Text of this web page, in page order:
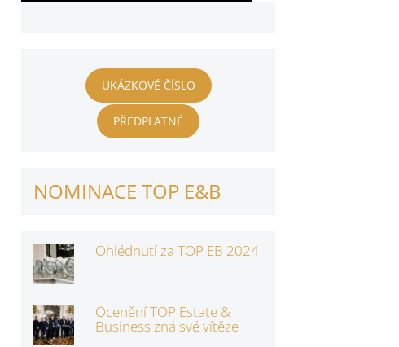
UKÁZKOVÉ ČÍSLO
PŘEDPLATNÉ
NOMINACE TOP E&B
Ohlédnutí za TOP EB 2024
Ocenění TOP Estate &
Business zná své vítěze